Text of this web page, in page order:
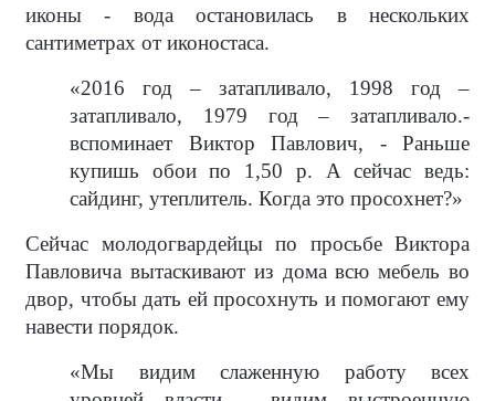
иконы - вода остановилась в нескольких
сантиметрах от иконостаса.
«2016 год – затапливало, 1998 год –
затапливало, 1979 год – затапливало.-
вспоминает Виктор Павлович, - Раньше
купишь обои по 1,50 р. А сейчас ведь:
сайдинг, утеплитель. Когда это просохнет?»
Сейчас молодогвардейцы по просьбе Виктора
Павловича вытаскивают из дома всю мебель во
двор, чтобы дать ей просохнуть и помогают ему
навести порядок.
«Мы видим слаженную работу всех